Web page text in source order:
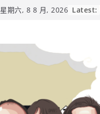
星期六, 8 8 月, 2026 Latest: